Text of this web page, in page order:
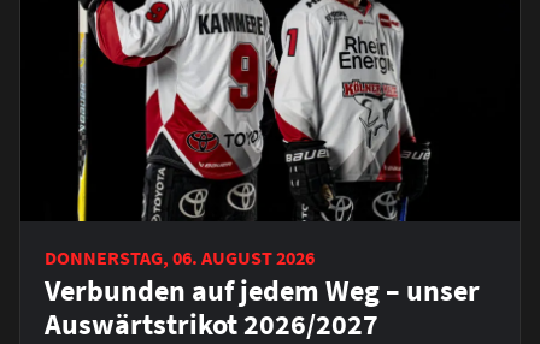
DONNERSTAG, 06. AUGUST 2026
Verbunden auf jedem Weg – unser
Auswärtstrikot 2026/2027